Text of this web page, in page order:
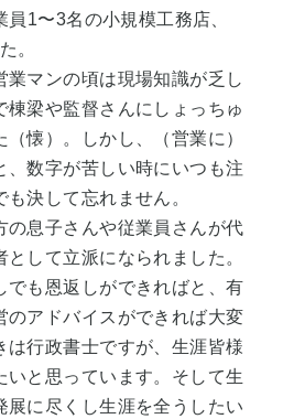
1〜3名の小規模工務店、
。
業マンの頃は現場知識が乏し
棟梁や監督さんにしょっちゅ
懐）。しかし、（営業に）
、数字が苦しい時にいつも注
決して忘れません。
の息子さんや従業員さんが代
して立派になられました。
でも恩返しができればと、有
のアドバイスができれば大変
は行政書士ですが、生涯皆様
いと思っています。そして生
展に尽くし生涯を全うしたい